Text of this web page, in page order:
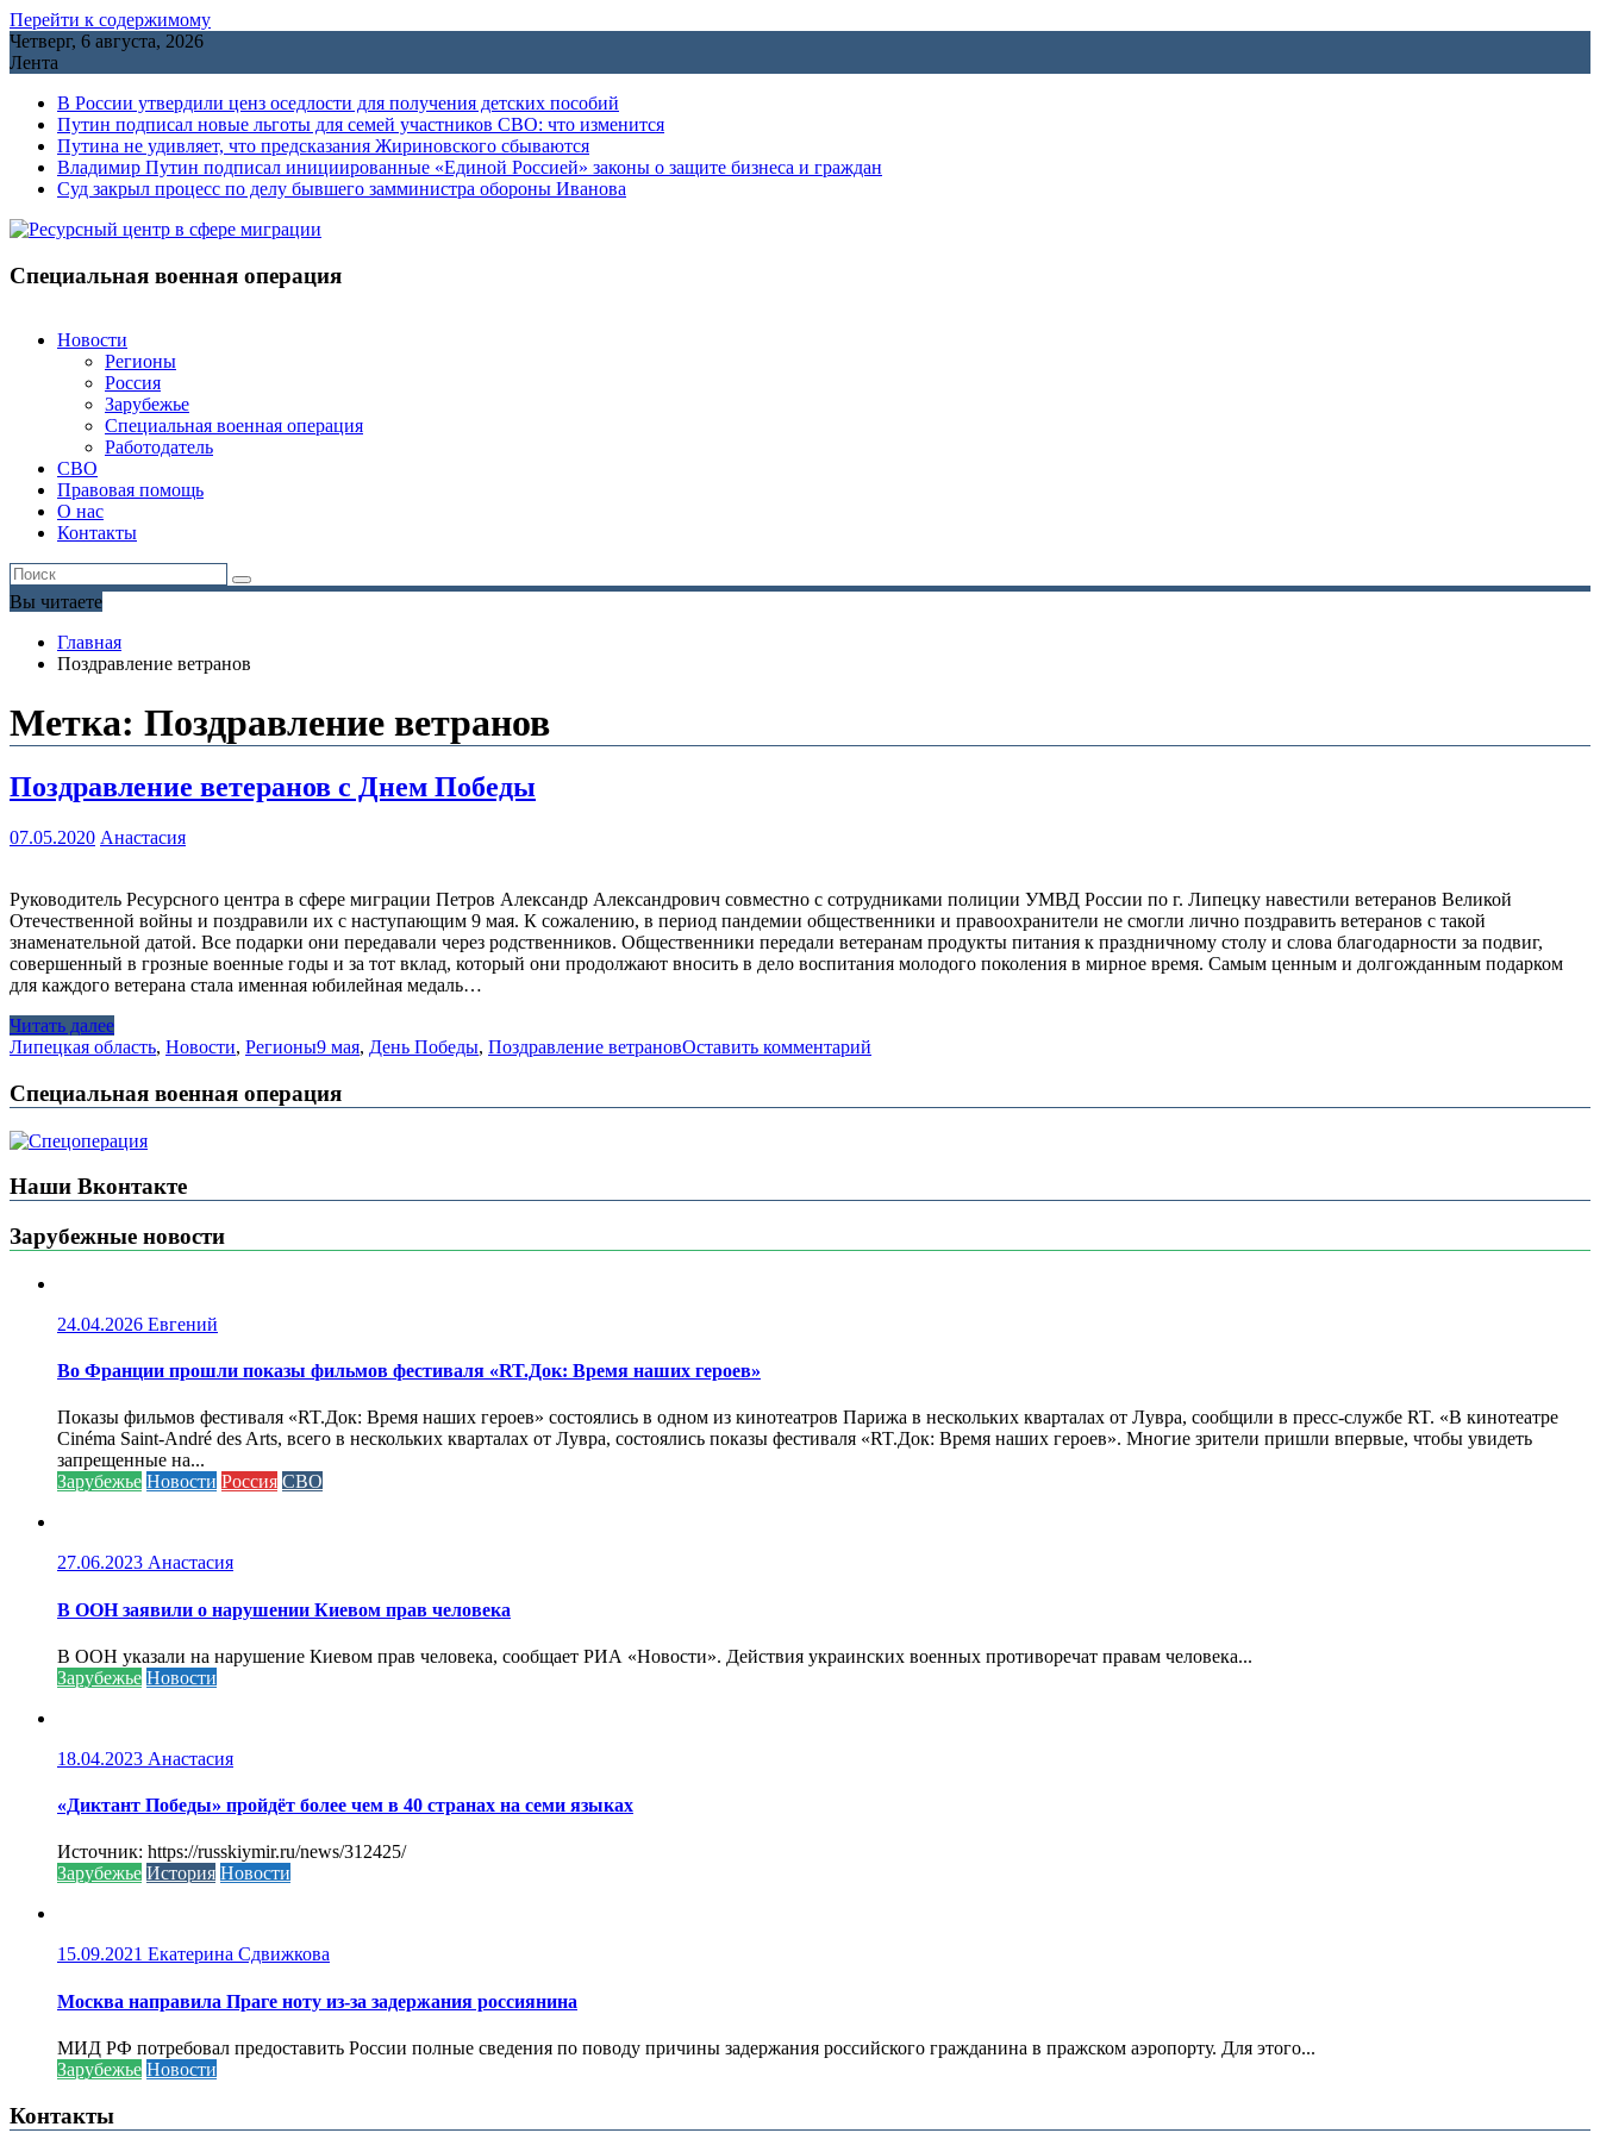
Перейти к содержимому
Четверг, 6 августа, 2026
Лента
В России утвердили ценз оседлости для получения детских пособий
Путин подписал новые льготы для семей участников СВО: что изменится
Путина не удивляет, что предсказания Жириновского сбываются
Владимир Путин подписал инициированные «Единой Россией» законы о защите бизнеса и граждан
Cуд закрыл процесс по делу бывшего замминистра обороны Иванова
Специальная военная операция
Новости
Регионы
Россия
Зарубежье
Специальная военная операция
Работодатель
СВО
Правовая помощь
О нас
Контакты
Вы читаете
Главная
Поздравление ветранов
Метка: Поздравление ветранов
Поздравление ветеранов с Днем Победы
07.05.2020 Анастасия
Руководитель Ресурсного центра в сфере миграции Петров Александр Александрович совместно с сотрудниками полиции УМВД России по г. Липецку навестили ветеранов Великой
Отечественной войны и поздравили их с наступающим 9 мая. К сожалению, в период пандемии общественники и правоохранители не смогли лично поздравить ветеранов с такой
знаменательной датой. Все подарки они передавали через родственников. Общественники передали ветеранам продукты питания к праздничному столу и слова благодарности за подвиг,
совершенный в грозные военные годы и за тот вклад, который они продолжают вносить в дело воспитания молодого поколения в мирное время. Самым ценным и долгожданным подарком
для каждого ветерана стала именная юбилейная медаль…
Читать далее
Липецкая область, Новости, Регионы9 мая, День Победы, Поздравление ветрановОставить комментарий
Специальная военная операция
Наши Вконтакте
Зарубежные новости
24.04.2026 Евгений
Во Франции прошли показы фильмов фестиваля «RT.Док: Время наших героев»
Показы фильмов фестиваля «RT.Док: Время наших героев» состоялись в одном из кинотеатров Парижа в нескольких кварталах от Лувра, сообщили в пресс-службе RT. «В кинотеатре
Cinéma Saint-André des Arts, всего в нескольких кварталах от Лувра, состоялись показы фестиваля «RT.Док: Время наших героев». Многие зрители пришли впервые, чтобы увидеть
запрещенные на...
Зарубежье Новости Россия СВО
27.06.2023 Анастасия
В ООН заявили о нарушении Киевом прав человека
В ООН указали на нарушение Киевом прав человека, сообщает РИА «Новости». Действия украинских военных противоречат правам человека...
Зарубежье Новости
18.04.2023 Анастасия
«Диктант Победы» пройдёт более чем в 40 странах на семи языках
Источник: https://russkiymir.ru/news/312425/
Зарубежье История Новости
15.09.2021 Екатерина Сдвижкова
Москва направила Праге ноту из-за задержания россиянина
МИД РФ потребовал предоставить России полные сведения по поводу причины задержания российского гражданина в пражском аэропорту. Для этого...
Зарубежье Новости
Контакты